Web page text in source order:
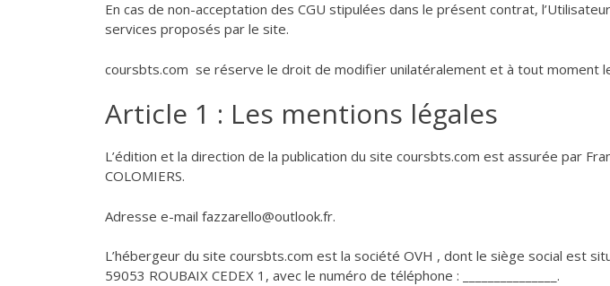
En cas de non-acceptation des CGU stipulées dans le présent contrat,
services proposés par le site.
coursbts.com se réserve le droit de modifier unilatéralement et à tout moment
Article 1 : Les mentions légales
L’édition et la direction de la publication du site coursbts.com est assurée par
COLOMIERS.
Adresse e-mail fazzarello@outlook.fr.
L’hébergeur du site coursbts.com est la société OVH , dont le siège social est
59053 ROUBAIX CEDEX 1, avec le numéro de téléphone : _______________.